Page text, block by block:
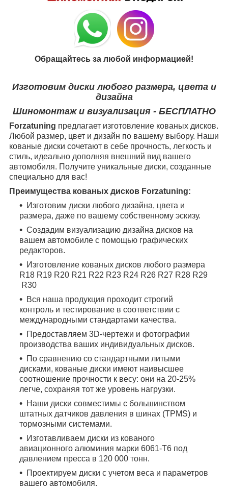
Обращайтесь за любой информацией!
Изготовим диски любого размера, цвета и
дизайна
Шиномонтаж и визуализация - БЕСПЛАТНО
Forzatuning предлагает изготовление кованых дисков.
Любой размер, цвет и дизайн по вашему выбору. Наши
кованые диски сочетают в себе прочность, легкость и
стиль, идеально дополняя внешний вид вашего
автомобиля. Получите уникальные диски, созданные
специально для вас!
Преимущества кованых дисков Forzatuning:
Изготовим диски любого дизайна, цвета и
размера, даже по вашему собственному эскизу.
Создадим визуализацию дизайна дисков на
вашем автомобиле с помощью графических
редакторов.
Изготовление кованых дисков любого размера
R18 R19 R20 R21 R22 R23 R24 R26 R27 R28 R29
R30
Вся наша продукция проходит строгий
контроль и тестирование в соответствии с
международными стандартами качества.
Предоставляем 3D-чертежи и фотографии
производства ваших индивидуальных дисков.
По сравнению со стандартными литыми
дисками, кованые диски имеют наивысшее
соотношение прочности к весу: они на 20-25%
легче, сохраняя тот же уровень нагрузки.
Наши диски совместимы с большинством
штатных датчиков давления в шинах (TPMS) и
тормозными системами.
Изготавливаем диски из кованого
авиационного алюминия марки 6061-T6 под
давлением пресса в 120 000 тонн.
Проектируем диски с учетом веса и параметров
вашего автомобиля.